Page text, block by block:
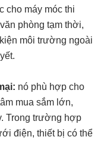
cho máy móc thi
phòng tạm thời,
môi trường ngoài
nó phù hợp cho
mua sắm lớn,
Trong trường hợp
điện, thiết bị có thể